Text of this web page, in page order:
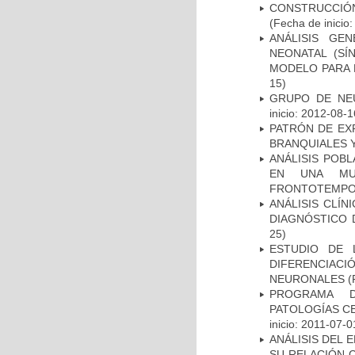
(Fecha de
ANÁLISIS
NEONATAL
MODELO
15)
GRUPO DE
inicio: 2012-08-
PATRÓN DE
BRANQUIALES
ANÁLISIS
EN UNA
ANÁLISIS
DIAGNÓSTICO
25)
ESTUDIO DE
NEURONALES
PROGRAMA
PATOLOGÍAS
inicio: 2011-07-
ANÁLISIS DEL